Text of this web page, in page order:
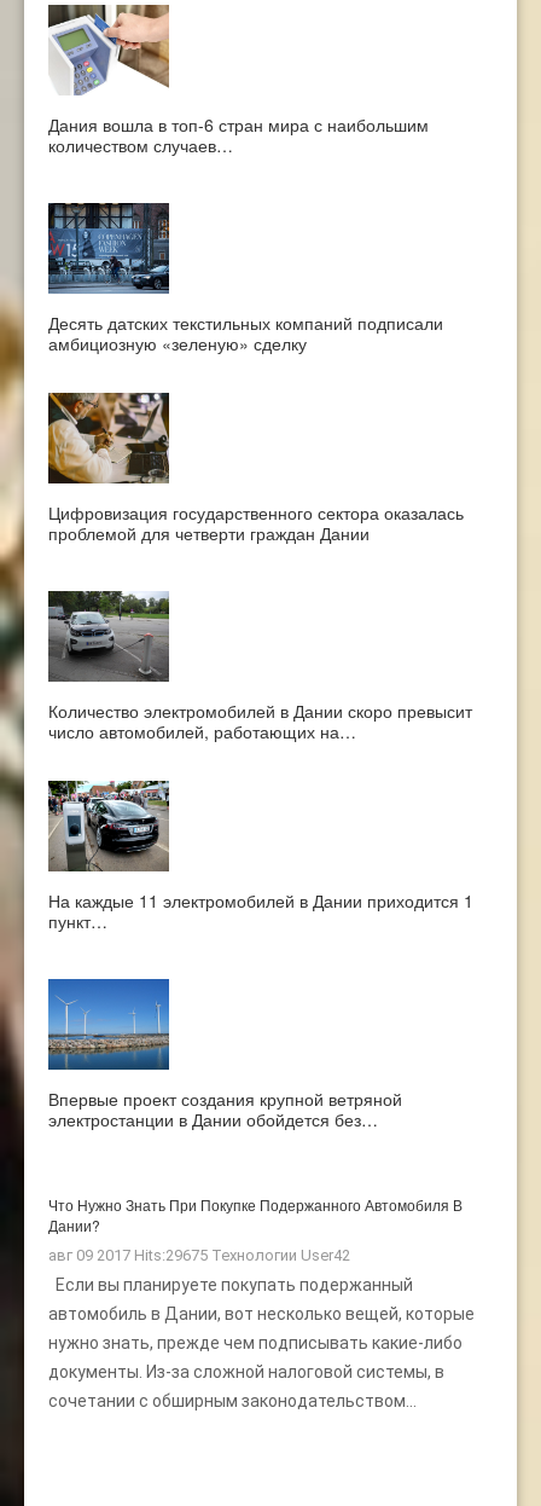
Дания вошла в топ-6 стран мира с наибольшим
количеством случаев…
Десять датских текстильных компаний подписали
амбициозную «зеленую» сделку
Цифровизация государственного сектора оказалась
проблемой для четверти граждан Дании
Количество электромобилей в Дании скоро превысит
число автомобилей, работающих на…
На каждые 11 электромобилей в Дании приходится 1
пункт…
Впервые проект создания крупной ветряной
электростанции в Дании обойдется без…
Что Нужно Знать При Покупке Подержанного Автомобиля В
Дании?
авг 09 2017 Hits:29675 Технологии User42
Если вы планируете покупать подержанный
автомобиль в Дании, вот несколько вещей, которые
нужно знать, прежде чем подписывать какие-либо
документы. Из-за сложной налоговой системы, в
сочетании с обширным законодательством...